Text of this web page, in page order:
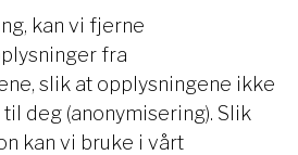
kan vi fjerne
fra
slik at opplysningene ikke
deg (anonymisering). Slik
kan vi bruke i vårt